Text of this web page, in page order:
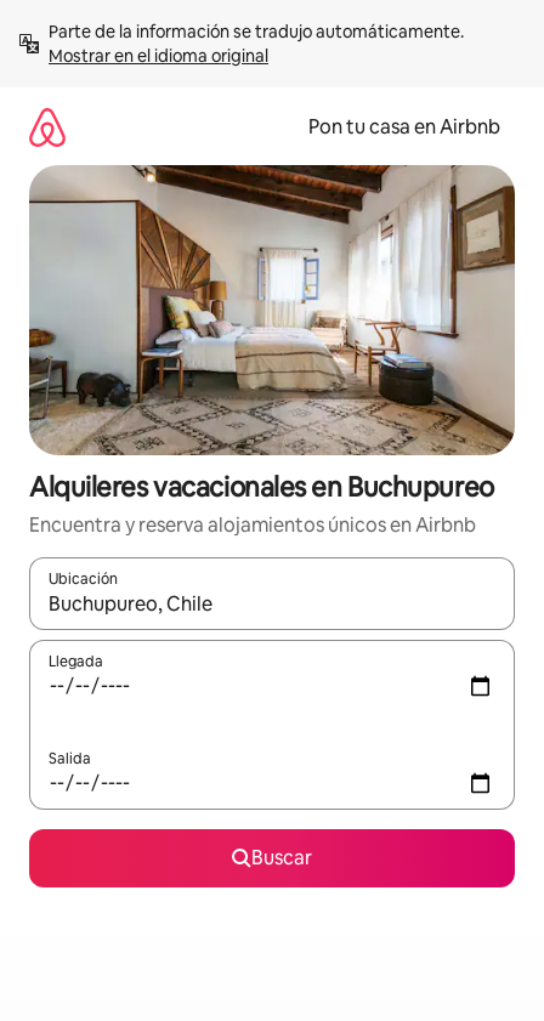
contenidoMostrar en el idioma original
Pon tu casa en Airbnb
Alquileres vacacionales en Buchupureo
Encuentra y reserva alojamientos únicos en Airbnb
Ubicación
Cuando los resultados estén disponibles, navega con las
Llegada
Salida
Buscar